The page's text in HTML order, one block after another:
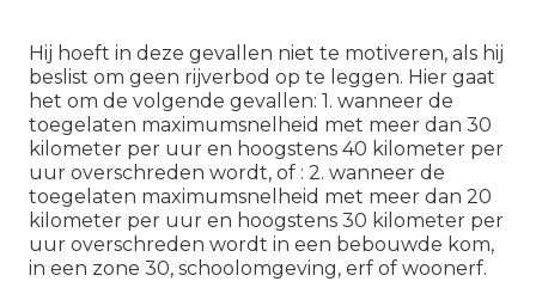
Hij hoeft in deze gevallen niet te motiveren, als hij
beslist om geen rijverbod op te leggen. Hier gaat
het om de volgende gevallen: 1. wanneer de
toegelaten maximumsnelheid met meer dan 30
kilometer per uur en hoogstens 40 kilometer per
uur overschreden wordt, of : 2. wanneer de
toegelaten maximumsnelheid met meer dan 20
kilometer per uur en hoogstens 30 kilometer per
uur overschreden wordt in een bebouwde kom,
in een zone 30, schoolomgeving, erf of woonerf.